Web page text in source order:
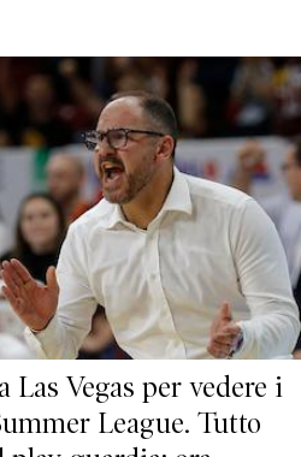
Las Vegas per vedere i
League. Tutto